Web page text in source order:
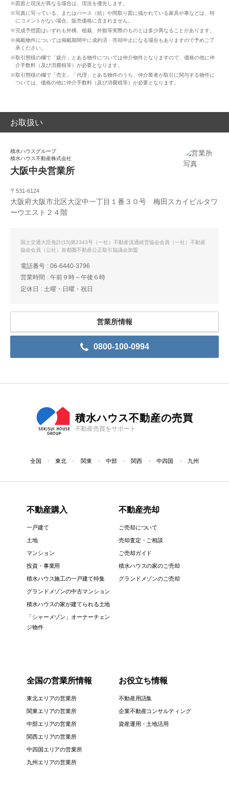
※図面と現況が異なる場合は、現況を優先します。
※写真に写っている、またはパース（絵）や間取り図に描かれている家具や車などは、特
にコメントがない場合、販売価格に含まれません。
※完成予想図はいずれも外構、植栽、外観等実際のものとは多少異なることがあります。
※掲載物件については掲載期間中に成約済・売却中止になる場合もありますので予めご了
承ください。
※取引態様の欄で「媒介」とある物件については仲介物件となりますので、価格の他に仲
介手数料（及び消費税等）が必要となります。
※取引態様の欄で「売主」「代理」とある物件のうち、仲介業者が取引に関与する物件に
ついては、価格の他に仲介手数料（及び消費税等）が必要となります。
お取扱い
積水ハウスグループ
積水ハウス不動産株式会社
大阪中央営業所
〒531-6124
大阪府大阪市北区大淀中一丁目１番３０号 梅田スカイビルタワ
ーウエスト２４階
国土交通大臣免許(13)第2343号（一社）不動産流通経営協会会員（一社）不動産
協会会員（公社）首都圏不動産公正取引協議会加盟
0800-100-0994
電話番号
06-6440-3796
営業時間
午前９時～午後６時
定休日
土曜・日曜・祝日
営業所情報
積水ハウス不動産の売買
不動産売買をサポート
全国 東北 関東 中部 関西 中四国 九州
不動産購入
一戸建て
土地
マンション
投資・事業用
積水ハウス施工の一戸建て特集
グランドメゾンの中古マンション
積水ハウスの家が建てられる土地
「シャーメゾン」オーナーチェン
ジ物件
不動産売却
ご売却について
売却査定・ご相談
ご売却ガイド
積水ハウスの家のご売却
グランドメゾンのご売却
全国の営業所情報
東北エリアの営業所
関東エリアの営業所
中部エリアの営業所
関西エリアの営業所
中四国エリアの営業所
九州エリアの営業所
お役立ち情報
不動産用語集
企業不動産コンサルティング
資産運用・土地活用